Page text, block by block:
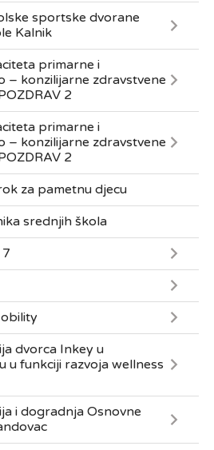
sportske dvorane
Kalnik
primarne i
– konzilijarne zdravstvene
2
primarne i
– konzilijarne zdravstvene
2
za pametnu djecu
srednjih škola
dvorca Inkey u
u funkciji razvoja wellness
i dogradnja Osnovne